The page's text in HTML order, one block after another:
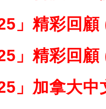
25」精彩回
」精彩回
25」加拿大